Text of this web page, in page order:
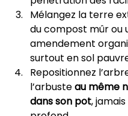
Mélangez la terre
du compost mûr ou
amendement
surtout en sol
Repositionnez
l’arbuste au même
dans son pot,